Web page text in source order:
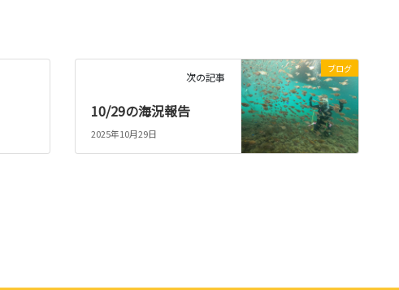
ブログ
次の記事
10/29の海況報告
2025年10月29日